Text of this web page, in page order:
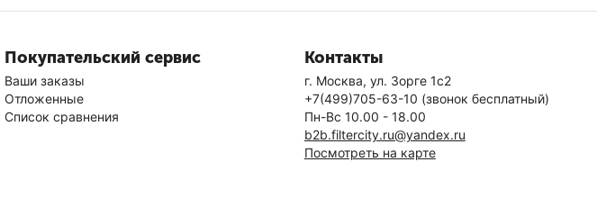
Покупательский сервис
Ваши заказы
Отложенные
Список сравнения
Контакты
г. Москва, ул. Зорге 1с2
+7(499)705-63-10 (звонок бесплатный)
Пн-Вс 10.00 - 18.00
b2b.filtercity.ru@yandex.ru
Посмотреть на карте